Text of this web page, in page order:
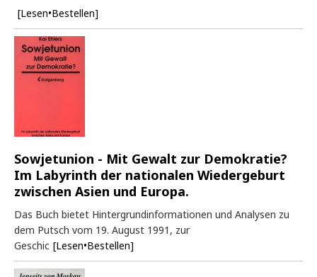
[Lesen•Bestellen]
Sowjetunion - Mit Gewalt zur Demokratie?
Im Labyrinth der nationalen Wiedergeburt
zwischen Asien und Europa.
Das Buch bietet Hintergrundinformationen und Analysen zu
dem Putsch vom 19. August 1991, zur
Geschic [Lesen•Bestellen]